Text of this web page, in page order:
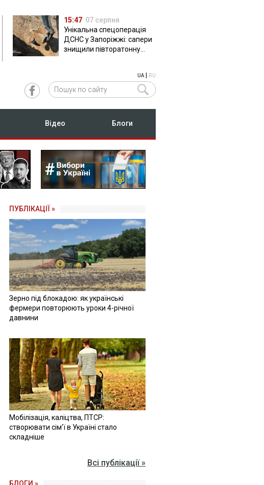
15:47 07 серпня
Унікальна спецоперація
ДСНС у Запоріжжі: сапери
знищили півторатонну
UA| RU
Відео Блоги
ПУБЛІКАЦІЇ »
Зерно під блокадою: як українські
фермери повторюють уроки 4-річної
давнини
Мобілізація, каліцтва, ПТСР:
створювати сім'ї в Україні стало
складніше
Всі публікації »